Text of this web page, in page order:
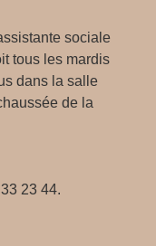
sociale
tous les mardis
dans la salle
de la
23 44.